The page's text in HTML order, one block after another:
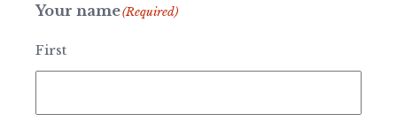
Your name(Required)
First